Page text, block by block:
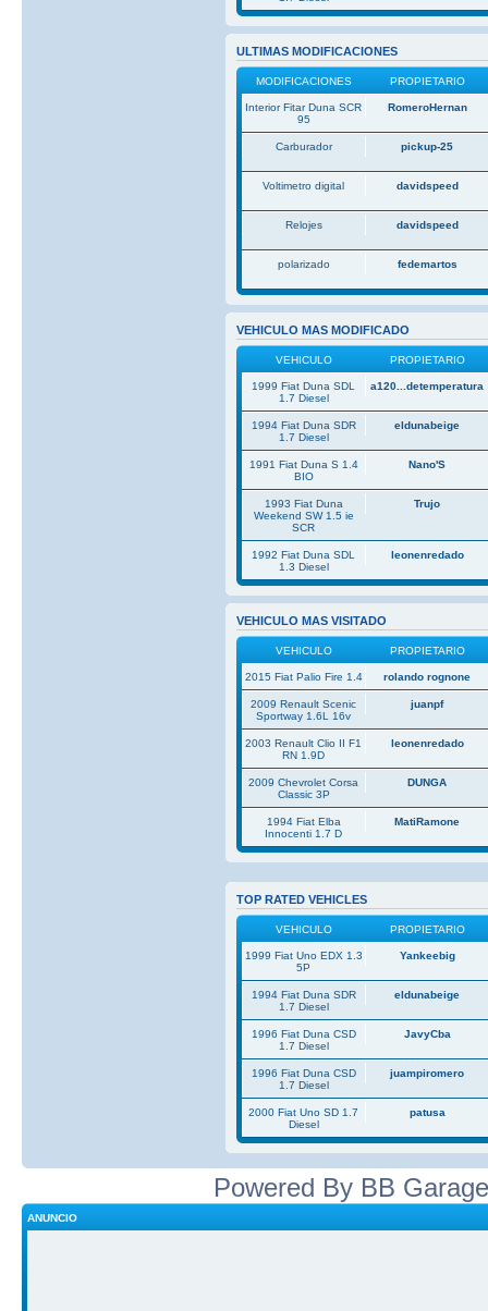
ULTIMAS MODIFICACIONES
MODIFICACIONES PROPIETARIO
Interior Fitar Duna SCR
95
RomeroHernan
Carburador pickup-25
Voltimetro digital davidspeed
Relojes davidspeed
polarizado fedemartos
VEHICULO MAS MODIFICADO
VEHICULO PROPIETARIO
1999 Fiat Duna SDL
1.7 Diesel
a120...detemperatura
1994 Fiat Duna SDR
1.7 Diesel
eldunabeige
1991 Fiat Duna S 1.4
BIO
Nano'S
1993 Fiat Duna
Weekend SW 1.5 ie
SCR
Trujo
1992 Fiat Duna SDL
1.3 Diesel
leonenredado
VEHICULO MAS VISITADO
VEHICULO PROPIETARIO
2015 Fiat Palio Fire 1.4 rolando rognone
2009 Renault Scenic
Sportway 1.6L 16v
juanpf
2003 Renault Clio II F1
RN 1.9D
leonenredado
2009 Chevrolet Corsa
Classic 3P
DUNGA
1994 Fiat Elba
Innocenti 1.7 D
MatiRamone
TOP RATED VEHICLES
VEHICULO PROPIETARIO
1999 Fiat Uno EDX 1.3
5P
Yankeebig
1994 Fiat Duna SDR
1.7 Diesel
eldunabeige
1996 Fiat Duna CSD
1.7 Diesel
JavyCba
1996 Fiat Duna CSD
1.7 Diesel
juampiromero
2000 Fiat Uno SD 1.7
Diesel
patusa
Powered By BB
ANUNCIO